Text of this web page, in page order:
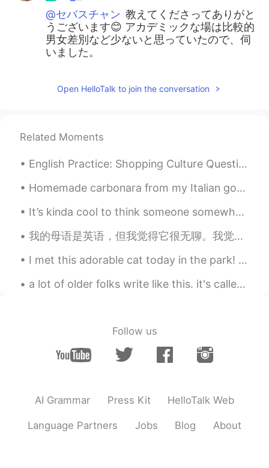
@セバスチャン 教えてくださってありがと
うございます😊 アカデミックな場は比較的
男女差別など少ないと思っていたので、伺
いました。
EN JPCN繁 CN
culture is also contributing a big part to
nothing in common with reality.
セバスチャン 2019.07.20 11:23
change. Some single individuals might
or leave the country. In general I have the
same. Maybe it is not too bad, Who
@Tommy 残念ですよね。😓
DEEN JP CN繁CN
@nao はーい!僕もこれは問題だと思いま
す。
Open HelloTalk to join the conversation
Related Moments
English Practice: Shopping Culture Question: What am I buying in the 1st picture? *Hint: Sandwi...
Homemade carbonara from my Italian godmother. She taught me how to make many things long ago. M...
It’s kinda cool to think someone somewhere is having the best day of their life today. Someone’s...
我的母语是英语，但我觉得它很无聊。我觉得中文更有意思。我喜欢阅读有关文化，科学，茶叶食谱，小说，诗歌和儿童书籍的中文书籍。我喜欢看中国的电影。我喜欢张嘉译，因为他是一个出色的演员。学习和前往亚洲...
I met this adorable cat today in the park! She was very happy for pets and scratches 😊. What a cu...
a lot of older folks write like this. it's called cursive, and many elementary student have to le...
Follow us
AI Grammar Press Kit HelloTalk Web
Language Partners Jobs Blog About